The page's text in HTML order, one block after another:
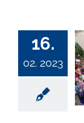
16.
02. 2023